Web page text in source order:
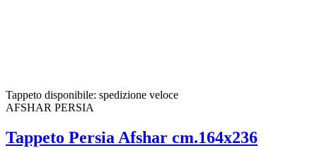
Tappeto disponibile: spedizione veloce
AFSHAR PERSIA
Tappeto Persia Afshar cm.164x236